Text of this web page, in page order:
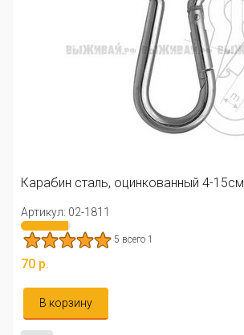
Карабин сталь, оцинкованный 4-15см
Артикул: 02-1811
5 всего 1
70 р.
В корзину